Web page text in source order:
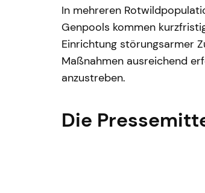
In mehreren
Genpools kommen
Einrichtung störungsarmer
Maßnahmen ausreichend
anzustreben.
Die